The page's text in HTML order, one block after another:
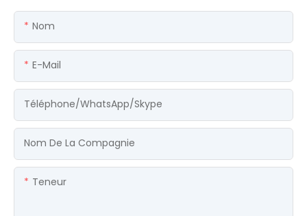
Nom
E-Mail
Téléphone/WhatsApp/Skype
Nom De La Compagnie
Teneur